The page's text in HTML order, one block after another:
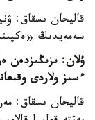
سەمەيدىڭ
ۇلان: ىزىڭىزدەن
ءسىز ولاردى
قاليحان ىسقاق: